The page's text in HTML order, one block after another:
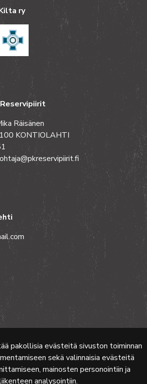
pakollisia evästeitä sivuston toiminnan
sekä valinnaisia evästeitä
mainosten personointiin ja
analysointiin.
ry
Räisänen
KONTIOLAHTI